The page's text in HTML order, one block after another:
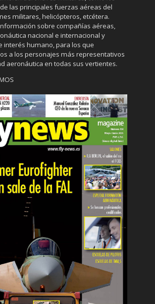
las principales fuerzas aéreas del
militares, helicópteros, etcétera.
sobre compañías aéreas,
nacional e internacional y
interés humano, para los que
a los personajes más representativos
aeronáutica en todas sus vertientes.